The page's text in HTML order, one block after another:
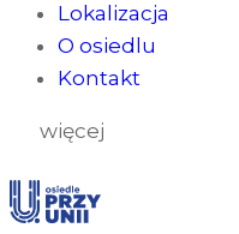
Lokalizacja
O osiedlu
Kontakt
więcej